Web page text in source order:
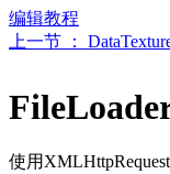
编辑教程
上一节 ：
使用